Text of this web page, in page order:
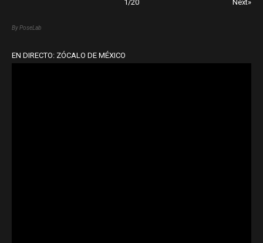
1 /20 Next»
By PoseLab
EN DIRECTO: ZÓCALO DE MÉXICO